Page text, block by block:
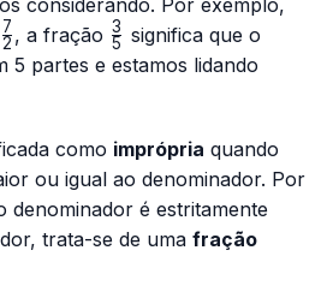
\frac{7}
{2}
2
7 , a fração \frac{3}
{5}
5
3 significa que o
5 partes e estamos lidando
como imprópria quando
ou igual ao denominador. Por
denominador é estritamente
trata-se de uma fração